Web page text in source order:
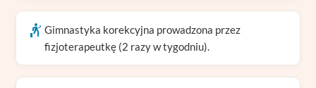
Gimnastyka korekcyjna prowadzona przez
fizjoterapeutkę (2 razy w tygodniu).